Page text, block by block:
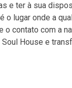
e ter à sua
lugar onde a
o contato com a
House e